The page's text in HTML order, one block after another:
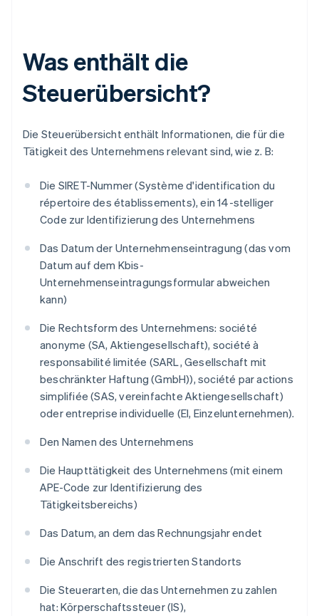
Was enthält die
Steuerübersicht?
Die Steuerübersicht enthält Informationen, die für die
Tätigkeit des Unternehmens relevant sind, wie z. B:
Die SIRET-Nummer (Système d'identification du
répertoire des établissements), ein 14-stelliger
Code zur Identifizierung des Unternehmens
Das Datum der Unternehmenseintragung (das vom
Datum auf dem Kbis-
Unternehmenseintragungsformular abweichen
kann)
Die Rechtsform des Unternehmens: société
anonyme (SA, Aktiengesellschaft), société à
responsabilité limitée (SARL, Gesellschaft mit
beschränkter Haftung (GmbH)), société par actions
simplifiée (SAS, vereinfachte Aktiengesellschaft)
oder entreprise individuelle (EI, Einzelunternehmen).
Den Namen des Unternehmens
Die Haupttätigkeit des Unternehmens (mit einem
APE-Code zur Identifizierung des
Tätigkeitsbereichs)
Das Datum, an dem das Rechnungsjahr endet
Die Anschrift des registrierten Standorts
Die Steuerarten, die das Unternehmen zu zahlen
hat: Körperschaftssteuer (IS),